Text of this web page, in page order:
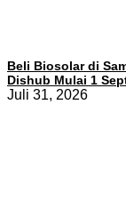
Beli Biosolar di
Dishub Mulai 1
Juli 31, 2026